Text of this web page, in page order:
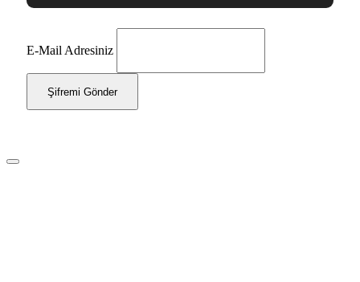
E-Mail Adresiniz
Şifremi Gönder